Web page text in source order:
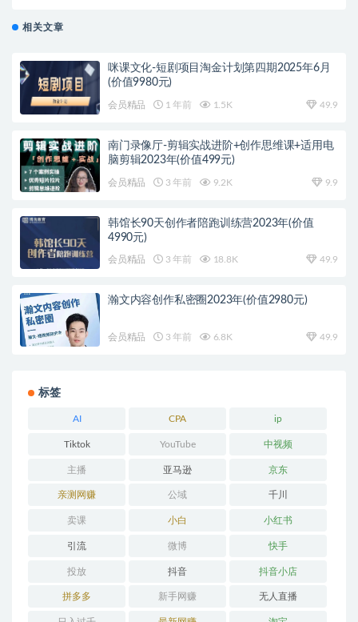
相关文章
咪课文化-短剧项目淘金计划第四期2025年6月
(价值9980元)
会员精品 1 年前 1.5K 49.9
南门录像厅-剪辑实战进阶+创作思维课+适用电
脑剪辑2023年(价值499元)
会员精品 3 年前 9.2K 9.9
韩馆长90天创作者陪跑训练营2023年(价值
4990元)
会员精品 3 年前 18.8K 49.9
瀚文内容创作私密圈2023年(价值2980元)
会员精品 3 年前 6.8K 49.9
标签
AI CPA ip
Tiktok YouTube 中视频
主播 亚马逊 京东
亲测网赚 公域 千川
卖课 小白 小红书
引流 微博 快手
投放 抖音 抖音小店
拼多多 新手网赚 无人直播